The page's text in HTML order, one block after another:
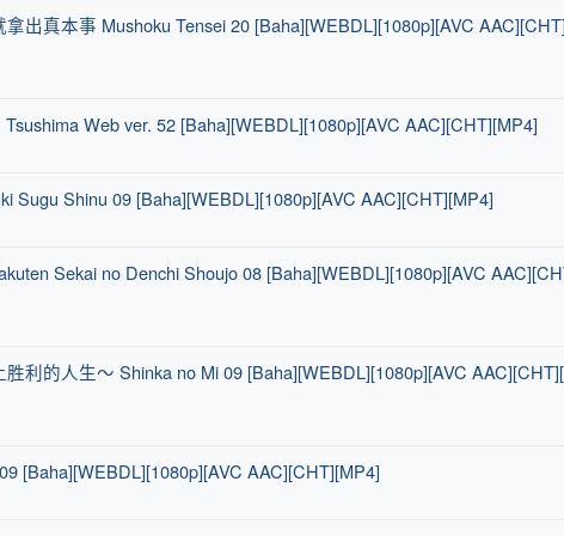
出真本事 Mushoku Tensei 20 [Baha][WEBDL][1080p][AVC
Web ver. 52 [Baha][WEBDL][1080p][AVC AAC][CHT][MP4]
Sugu Shinu 09 [Baha][WEBDL][1080p][AVC AAC][CHT][MP4]
Sekai no Denchi Shoujo 08 [Baha][WEBDL][1080p][AVC
利的人生～ Shinka no Mi 09 [Baha][WEBDL][1080p][AVC
[Baha][WEBDL][1080p][AVC AAC][CHT][MP4]